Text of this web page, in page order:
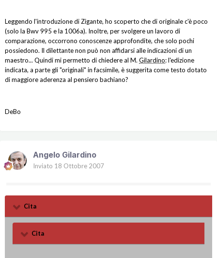
Leggendo l'introduzione di Zigante, ho scoperto che di originale c'è poco
(solo la Bwv 995 e la 1006a). Inoltre, per svolgere un lavoro di
comparazione, occorrono conoscenze approfondite, che solo pochi
possiedono. Il dilettante non può non affidarsi alle indicazioni di un
maestro... Quindi mi permetto di chiedere al M. Gilardino: l'edizione
indicata, a parte gli "originali" in facsimile, è suggerita come testo dotato
di maggiore aderenza al pensiero bachiano?
DeBo
Angelo Gilardino
Inviato 18 Ottobre 2007
Cita
Cita